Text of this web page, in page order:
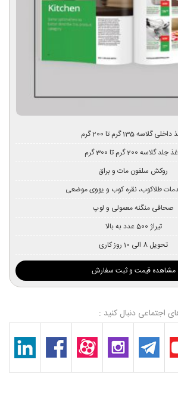
گلاسه 135 گرم تا 200 گرم
جلد گلاسه 200 گرم تا 300 گرم
روکش سلفون مات و براق
طلاکوب، نقره کوب و یووی موضعی
صحافی منگنه معمولی و لوپ
تیراژ 500 عدد به بالا
تحویل 8 الی 10 روز کاری
مشاهده قیمت و ثبت سفارش
اجتماعی دنبال کنید :